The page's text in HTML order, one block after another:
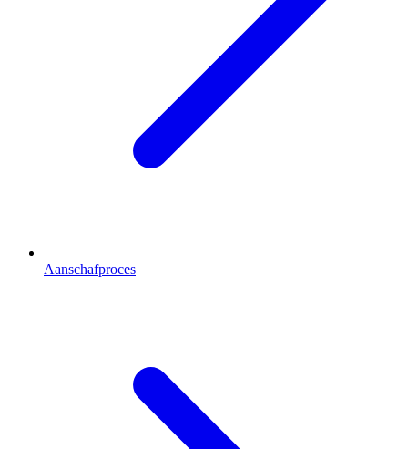
Aanschafproces